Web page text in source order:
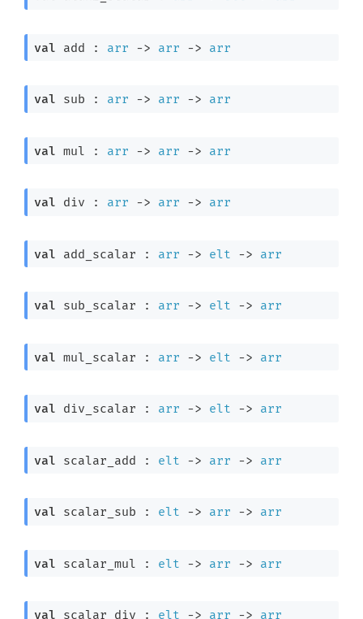
val add : arr -> arr -> arr
val sub : arr -> arr -> arr
val mul : arr -> arr -> arr
val div : arr -> arr -> arr
val add_scalar : arr -> elt -> arr
val sub_scalar : arr -> elt -> arr
val mul_scalar : arr -> elt -> arr
val div_scalar : arr -> elt -> arr
val scalar_add : elt -> arr -> arr
val scalar_sub : elt -> arr -> arr
val scalar_mul : elt -> arr -> arr
val scalar_div : elt -> arr -> arr